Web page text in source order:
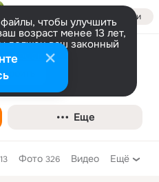
Войти
чтобы улучшить
возраст менее 13 лет,
должен ваш законный
информации
ремонт
Еще
13 Фото 326 Видео Ещё